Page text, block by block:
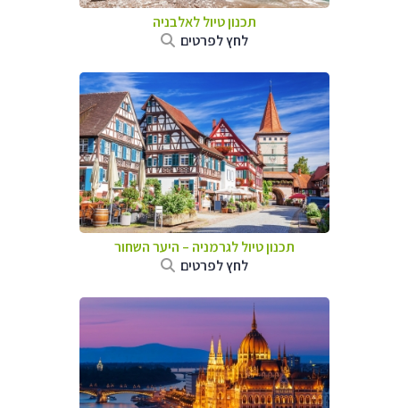
תכנון טיול לאלבניה
לחץ לפרטים
תכנון טיול לגרמניה – היער השחור
לחץ לפרטים